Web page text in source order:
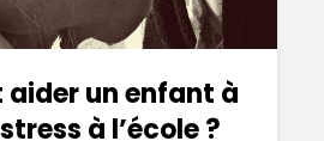
aider un enfant à
à l’école ?